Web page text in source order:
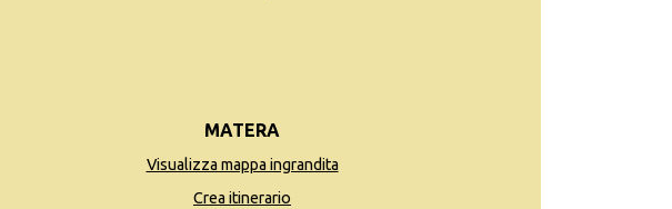
MATERA
Visualizza mappa ingrandita
Crea itinerario